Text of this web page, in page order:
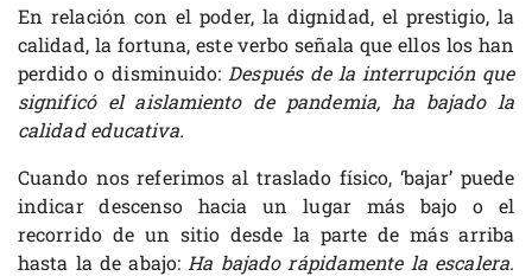
En relación con el poder, la dignidad, el prestigio, la
calidad, la fortuna, este verbo señala que ellos los han
perdido o disminuido: Después de la interrupción que
significó el aislamiento de pandemia, ha bajado la
calidad educativa.
Cuando nos referimos al traslado físico, ‘bajar’ puede
indicar descenso hacia un lugar más bajo o el
recorrido de un sitio desde la parte de más arriba
hasta la de abajo: Ha bajado rápidamente la escalera.